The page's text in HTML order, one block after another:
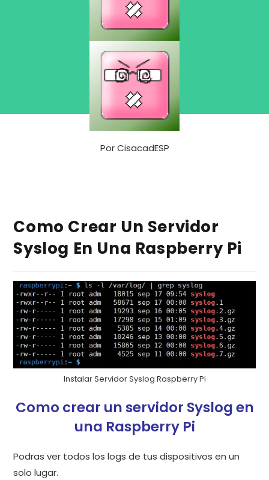
PorCisacadESP
Como Crear Un Servidor
Syslog En Una Raspberry Pi
Instalar Servidor Syslog Raspberry Pi
Como crear un servidor Syslog en
una Raspberry Pi
Podras ver todos los logs de tus dispositivos en un
solo lugar.